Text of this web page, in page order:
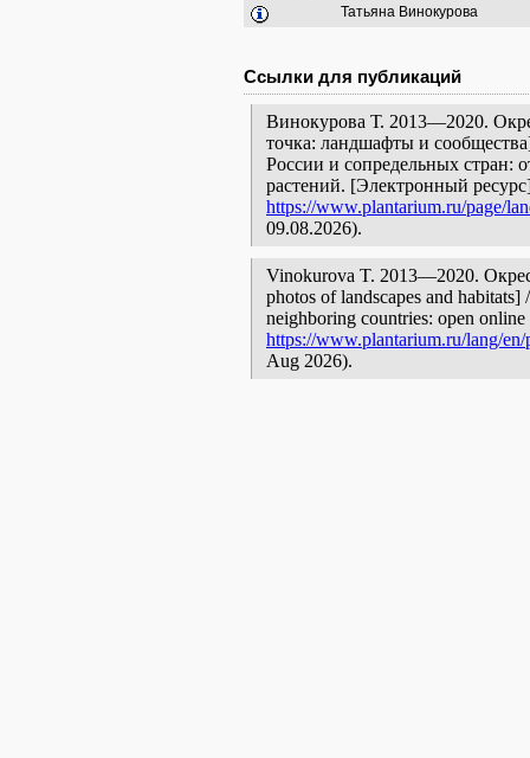
Татьяна Винокурова
Ссылки для публикаций
Винокурова Т. 2013—2020.
точка: ландшафты и
России и сопредельных стран:
растений. [Электронный
https://www.plantarium.ru/page/
09.08.2026).
Vinokurova T. 2013—2020.
photos of landscapes and
neighboring countries: open
https://www.plantarium.ru/lang/
Aug 2026).